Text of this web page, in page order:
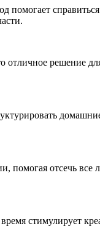
отличное решение
помогая отсечь
стимулирует